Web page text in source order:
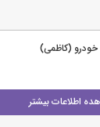
اطلاعات بیشتر
خودرو (کاظمی)